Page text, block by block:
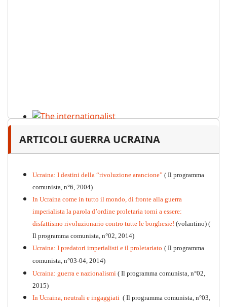
PDF n.12, 2026
ARTICOLI GUERRA UCRAINA
Ucraina: I destini della “rivoluzione arancione” ( Il programma
comunista, n°6, 2004)
In Ucraina come in tutto il mondo, di fronte alla guerra
imperialista la parola d’ordine proletaria torni a essere:
disfattismo rivoluzionario contro tutte le borghesie! (volantino) (
Il programma comunista, n°02, 2014)
Ucraina: I predatori imperialisti e il proletariato ( Il programma
comunista, n°03-04, 2014)
Ucraina: guerra e nazionalismi ( Il programma comunista, n°02,
2015)
In Ucraina, neutrali e ingaggiati ( Il programma comunista, n°03,